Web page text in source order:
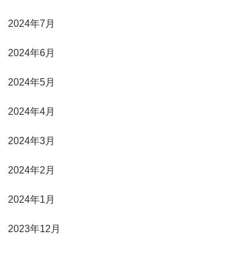
2024年7月
2024年6月
2024年5月
2024年4月
2024年3月
2024年2月
2024年1月
2023年12月